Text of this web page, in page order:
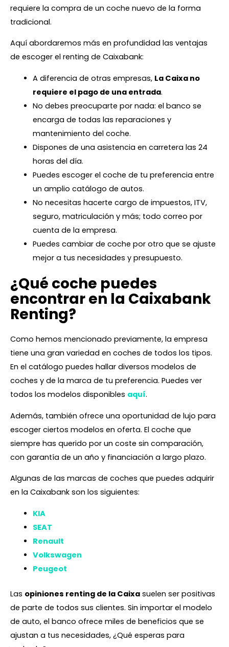
requiere la compra de un coche nuevo de la forma
tradicional.
Aquí abordaremos más en profundidad las ventajas
de escoger el renting de Caixabank:
A diferencia de otras empresas, La Caixa no
requiere el pago de una entrada.
No debes preocuparte por nada: el banco se
encarga de todas las reparaciones y
mantenimiento del coche.
Dispones de una asistencia en carretera las 24
horas del día.
Puedes escoger el coche de tu preferencia entre
un amplio catálogo de autos.
No necesitas hacerte cargo de impuestos, ITV,
seguro, matriculación y más; todo correo por
cuenta de la empresa.
Puedes cambiar de coche por otro que se ajuste
mejor a tus necesidades y presupuesto.
¿Qué coche puedes
encontrar en la Caixabank
Renting?
Como hemos mencionado previamente, la empresa
tiene una gran variedad en coches de todos los tipos.
En el catálogo puedes hallar diversos modelos de
coches y de la marca de tu preferencia. Puedes ver
todos los modelos disponibles aquí.
Además, también ofrece una oportunidad de lujo para
escoger ciertos modelos en oferta. El coche que
siempre has querido por un coste sin comparación,
con garantía de un año y financiación a largo plazo.
Algunas de las marcas de coches que puedes adquirir
en la Caixabank son los siguientes:
KIA
SEAT
Renault
Volkswagen
Peugeot
Las opiniones renting de la Caixa suelen ser positivas
de parte de todos sus clientes. Sin importar el modelo
de auto, el banco ofrece miles de beneficios que se
ajustan a tus necesidades, ¿Qué esperas para